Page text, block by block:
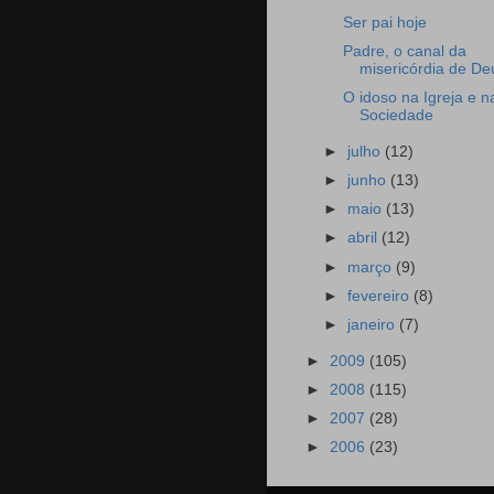
Ser pai hoje
Padre, o canal da
misericórdia de
O idoso na Igreja e
Sociedade
► julho (12)
► junho (13)
► maio (13)
►abril (12)
► março (9)
►fevereiro (8)
► janeiro (7)
► 2009 (105)
► 2008 (115)
► 2007 (28)
► 2006 (23)